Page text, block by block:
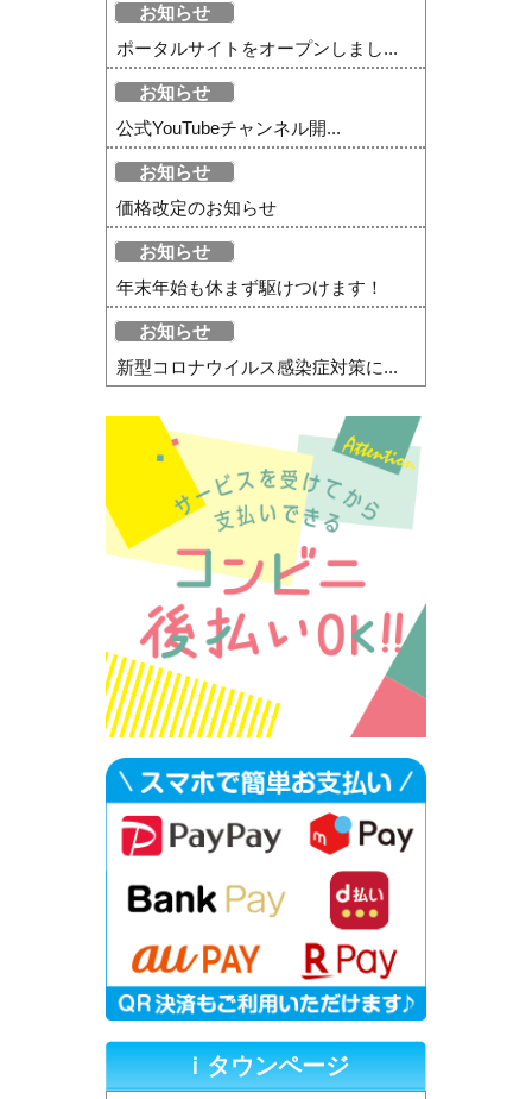
お知らせ
ポータルサイトをオープンしまし...
お知らせ
公式YouTubeチャンネル開...
お知らせ
価格改定のお知らせ
お知らせ
年末年始も休まず駆けつけます！
お知らせ
新型コロナウイルス感染症対策に...
ｉタウンページ